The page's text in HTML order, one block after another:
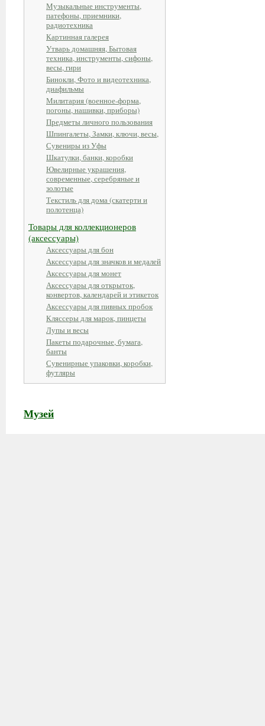
Музыкальные инструменты,
патефоны, приемники,
радиотехника
Картинная галерея
Утварь домашняя, Бытовая
техника, инструменты, сифоны,
весы, гири
Бинокли, Фото и видеотехника,
диафильмы
Милитария (военное-форма,
погоны, нашивки, приборы)
Предметы личного пользования
Шпингалеты, Замки, ключи, весы,
Сувениры из Уфы
Шкатулки, банки, коробки
Ювелирные украшения,
современные, серебряные и
золотые
Текстиль для дома (скатерти и
полотенца)
Товары для коллекционеров
(аксессуары)
Аксессуары для бон
Аксессуары для значков и медалей
Аксессуары для монет
Аксессуары для открыток,
конвертов, календарей и этикеток
Аксессуары для пивных пробок
Кляссеры для марок, пинцеты
Лупы и весы
Пакеты подарочные, бумага,
банты
Сувенирные упаковки, коробки,
футляры
Музей